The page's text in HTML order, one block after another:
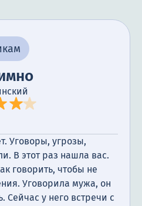
Уговоры, угрозы,
В этот раз нашла вас.
говорить, чтобы не
Уговорила мужа, он
Сейчас у него встречи с